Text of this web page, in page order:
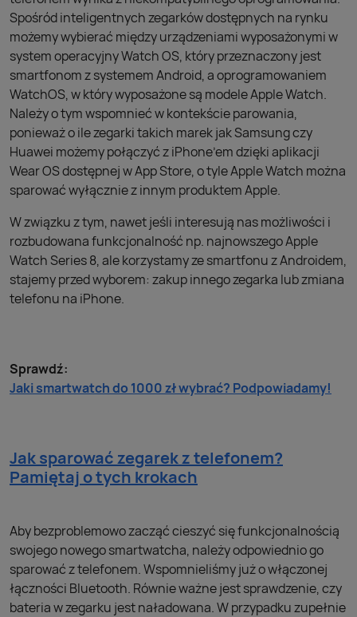
Spośród inteligentnych zegarków dostępnych na rynku
możemy wybierać między urządzeniami wyposażonymi w
system operacyjny Watch OS, który przeznaczony jest
smartfonom z systemem Android, a oprogramowaniem
WatchOS, w który wyposażone są modele Apple Watch.
Należy o tym wspomnieć w kontekście parowania,
ponieważ o ile zegarki takich marek jak Samsung czy
Huawei możemy połączyć z iPhone’em dzięki aplikacji
Wear OS dostępnej w App Store, o tyle Apple Watch można
sparować wyłącznie z innym produktem Apple.
W związku z tym, nawet jeśli interesują nas możliwości i
rozbudowana funkcjonalność np. najnowszego Apple
Watch Series 8, ale korzystamy ze smartfonu z Androidem,
stajemy przed wyborem: zakup innego zegarka lub zmiana
telefonu na iPhone.
Sprawdź:
Jaki smartwatch do 1000 zł wybrać? Podpowiadamy!
Jak sparować zegarek z telefonem?
Pamiętaj o tych krokach
Aby bezproblemowo zacząć cieszyć się funkcjonalnością
swojego nowego smartwatcha, należy odpowiednio go
sparować z telefonem. Wspomnieliśmy już o włączonej
łączności Bluetooth. Równie ważne jest sprawdzenie, czy
bateria w zegarku jest naładowana. W przypadku zupełnie